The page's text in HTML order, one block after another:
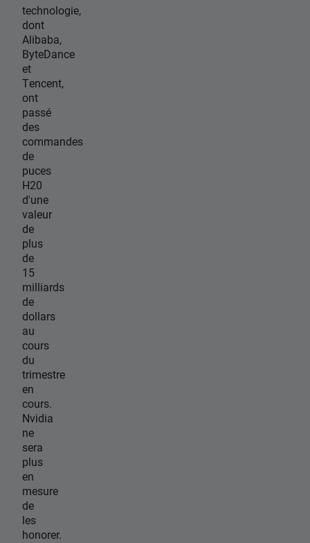
technologie,
dont
Alibaba,
ByteDance
et
Tencent,
ont
passé
des
commandes
de
puces
H20
d'une
valeur
de
plus
de
15
milliards
de
dollars
au
cours
du
trimestre
en
cours.
Nvidia
ne
sera
plus
en
mesure
de
les
honorer.